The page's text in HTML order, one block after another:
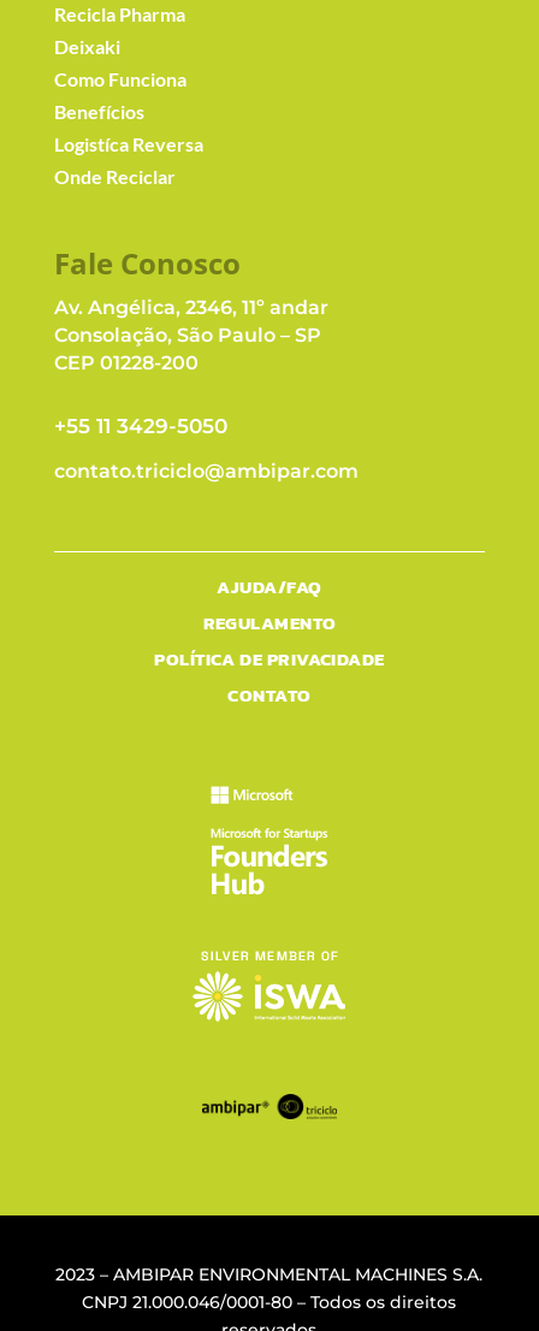
Recicla Pharma
Deixaki
Como Funciona
Benefícios
Logistíca Reversa
Onde Reciclar
Fale Conosco
Av. Angélica, 2346, 11º andar
Consolação, São Paulo – SP
CEP 01228-200
+55 11 3429-5050
contato.triciclo@ambipar.com
AJUDA/FAQ
REGULAMENTO
POLÍTICA DE PRIVACIDADE
CONTATO
2023 – AMBIPAR ENVIRONMENTAL MACHINES S.A.
CNPJ21.000.046/0001-80 – Todos os direitos